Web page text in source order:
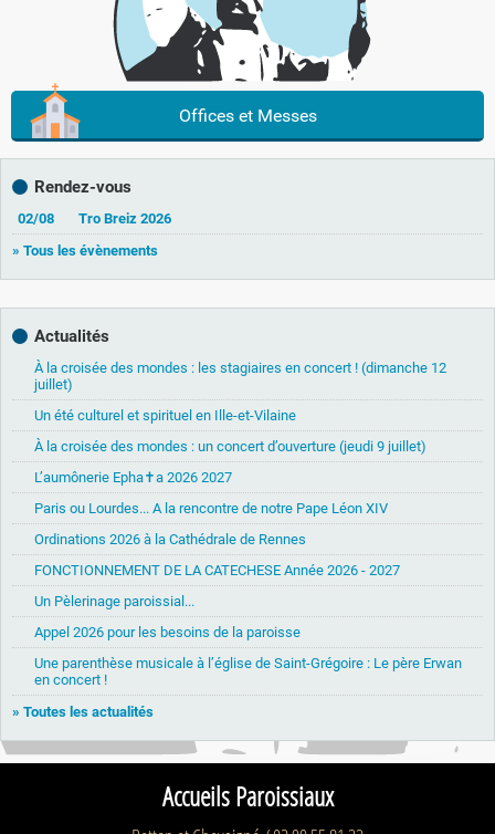
Offices et Messes
Rendez-vous
02/08
Tro Breiz 2026
» Tous les évènements
Actualités
À la croisée des mondes : les stagiaires en concert ! (dimanche 12
juillet)
Un été culturel et spirituel en Ille-et-Vilaine
À la croisée des mondes : un concert d’ouverture (jeudi 9 juillet)
L’aumônerie Epha✝a 2026 2027
Paris ou Lourdes... A la rencontre de notre Pape Léon XIV
Ordinations 2026 à la Cathédrale de Rennes
FONCTIONNEMENT DE LA CATECHESE Année 2026 - 2027
Un Pèlerinage paroissial...
Appel 2026 pour les besoins de la paroisse
Une parenthèse musicale à l’église de Saint-Grégoire : Le père Erwan
en concert !
» Toutes les actualités
Accueils Paroissiaux